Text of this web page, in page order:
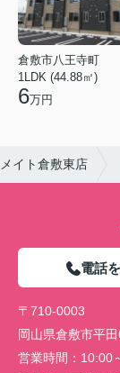
倉敷市八王寺町
1LDK (44.88㎡)
6万円
イト倉敷東店
電話
〒710-0003
岡山県倉敷市平
営業時間： 10:00